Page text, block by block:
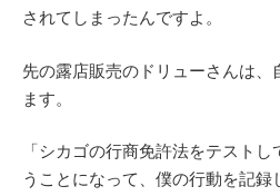
されてしまったんですよ。
先の露店販売のドリューさんは、
ます。
「シカゴの行商免許法をテスト
うことになって、僕の行動を記録